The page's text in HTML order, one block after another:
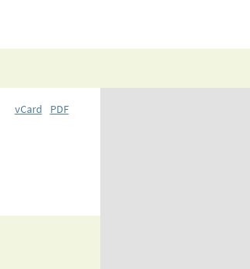
vCard PDF